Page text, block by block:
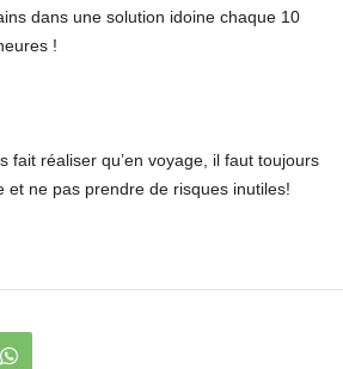
dans une solution idoine chaque 10
!
fait réaliser qu’en voyage, il faut toujours
et ne pas prendre de risques inutiles!